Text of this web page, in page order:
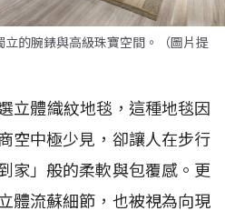
的腕錶與高級珠寶空間。（圖片提
立體織紋地毯，這種地毯因
空中極少見，卻讓人在步行
家」般的柔軟與包覆感。更
體流蘇細節，也被視為向現